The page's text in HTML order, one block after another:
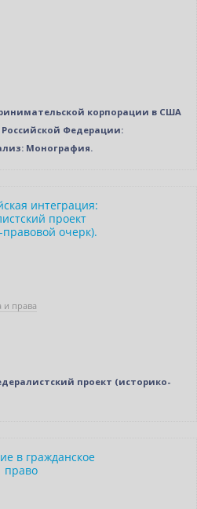
корпорации в США
Федерации:
Монография.
и права
проект (историко-